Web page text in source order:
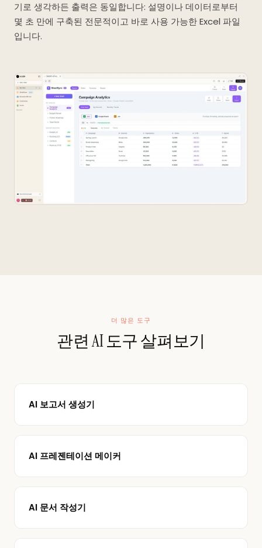
기로 생각하든 출력은 동일합니다: 설명이나 데이터로부터
몇 초 만에 구축된 전문적이고 바로 사용 가능한 Excel 파일
입니다.
더 많은 도구
관련 AI 도구 살펴보기
AI 보고서 생성기
AI 프레젠테이션 메이커
AI 문서 작성기